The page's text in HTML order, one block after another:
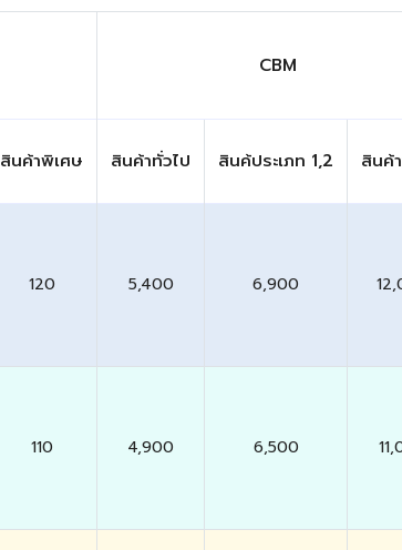
CBM
สินค้าพิเศษ สินค้าทั่วไป สินค้ประเภท 1,2 สินค้
120 5,400 6,900
110 4,900 6,500